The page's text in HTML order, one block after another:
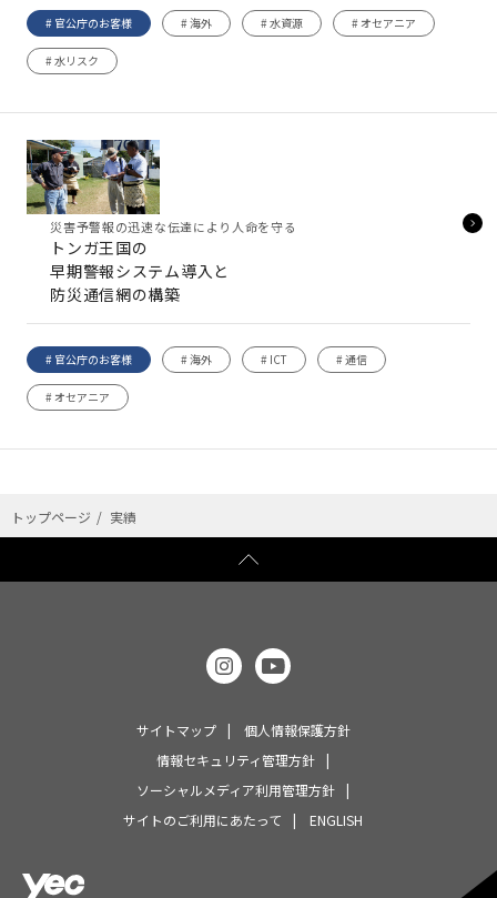
# 官公庁のお客様 # 海外 # 水資源 # オセアニア
# 水リスク
災害予警報の迅速な伝達により人命を守る
トンガ王国の
早期警報システム導入と
防災通信網の構築
# 官公庁のお客様 # 海外 # ICT # 通信
# オセアニア
トップページ 実績
サイトマップ
個人情報保護方針
情報セキュリティ管理方針
ソーシャルメディア利用管理方針
サイトのご利用にあたって
ENGLISH